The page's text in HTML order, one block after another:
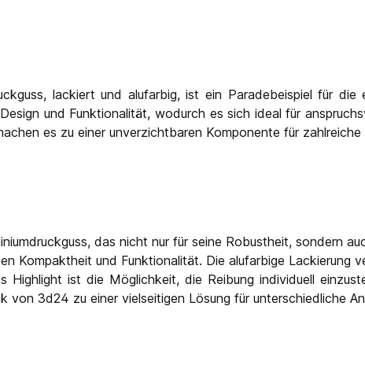
lackiert und alufarbig, ist ein Paradebeispiel für
und Funktionalität, wodurch es sich ideal für
es zu einer unverzichtbaren Komponente für zahlreiche
das nicht nur für seine Robustheit, sondern
Kompaktheit und Funktionalität. Die alufarbige Lackierung
Highlight ist die Möglichkeit, die Reibung individuell
von 3d24 zu einer vielseitigen Lösung für unterschiedliche